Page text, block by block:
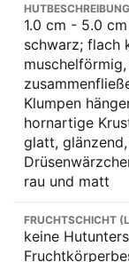
1.0 cm - 5.0
schwarz; flach
Klumpen
hornartige
glatt,
rau und matt
FRUCHTSCHICHT
keine